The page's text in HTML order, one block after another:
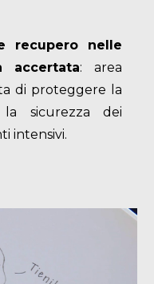
recupero nelle
accertata: area
di proteggere la
sicurezza dei
intensivi.